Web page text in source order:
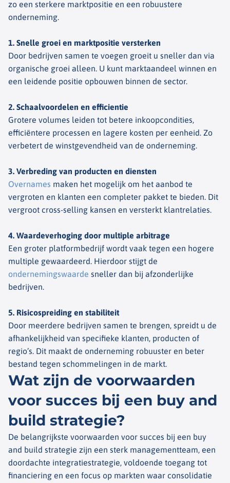
zo een sterkere marktpositie en een robuustere
onderneming.
1. Snelle groei en marktpositie versterken
Door bedrijven samen te voegen groeit u sneller dan via
organische groei alleen. U kunt marktaandeel winnen en
een leidende positie opbouwen binnen de sector.
2. Schaalvoordelen en efficientie
Grotere volumes leiden tot betere inkoopcondities,
efficiëntere processen en lagere kosten per eenheid. Zo
verbetert de winstgevendheid van de onderneming.
3. Verbreding van producten en diensten
Overnames maken het mogelijk om het aanbod te
vergroten en klanten een completer pakket te bieden. Dit
vergroot cross-selling kansen en versterkt klantrelaties.
4. Waardeverhoging door multiple arbitrage
Een groter platformbedrijf wordt vaak tegen een hogere
multiple gewaardeerd. Hierdoor stijgt de
ondernemingswaarde sneller dan bij afzonderlijke
bedrijven.
5. Risicospreiding en stabiliteit
Door meerdere bedrijven samen te brengen, spreidt u de
afhankelijkheid van specifieke klanten, producten of
regio’s. Dit maakt de onderneming robuuster en beter
bestand tegen schommelingen in de markt.
Wat zijn de voorwaarden
voor succes bij een buy and
build strategie?
De belangrijkste voorwaarden voor succes bij een buy
and build strategie zijn een sterk managementteam, een
doordachte integratiestrategie, voldoende toegang tot
financiering en een focus op markten waar consolidatie